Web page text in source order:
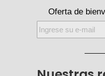
Oferta de
Inscríbase
a